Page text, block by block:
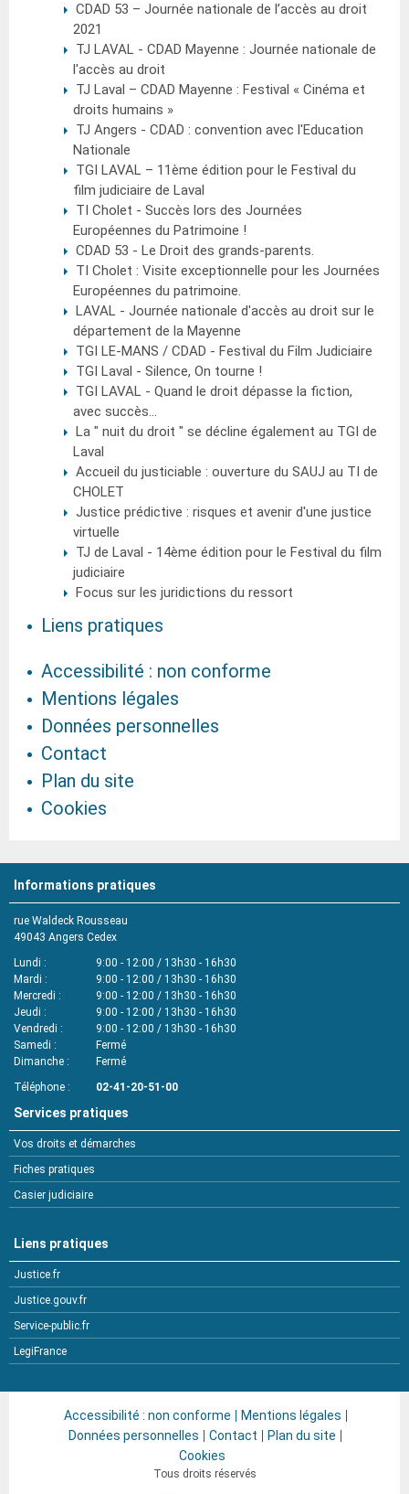
CDAD 53 – Journée nationale de l’accès au droit
2021
TJ LAVAL - CDAD Mayenne : Journée nationale de
l'accès au droit
TJ Laval – CDAD Mayenne : Festival « Cinéma et
droits humains »
TJ Angers - CDAD : convention avec l'Education
Nationale
TGI LAVAL – 11ème édition pour le Festival du
film judiciaire de Laval
TI Cholet - Succès lors des Journées
Européennes du Patrimoine !
CDAD 53 - Le Droit des grands-parents.
TI Cholet : Visite exceptionnelle pour les Journées
Européennes du patrimoine.
LAVAL - Journée nationale d'accès au droit sur le
département de la Mayenne
TGI LE-MANS / CDAD - Festival du Film Judiciaire
TGI Laval - Silence, On tourne !
TGI LAVAL - Quand le droit dépasse la fiction,
avec succès...
La " nuit du droit " se décline également au TGI de
Laval
Accueil du justiciable : ouverture du SAUJ au TI de
CHOLET
Justice prédictive : risques et avenir d'une justice
virtuelle
TJ de Laval - 14ème édition pour le Festival du film
judiciaire
Focus sur les juridictions du ressort
Liens pratiques
Accessibilité : non conforme
Mentions légales
Données personnelles
Contact
Plan du site
Cookies
Informations pratiques
rue Waldeck Rousseau
49043 Angers Cedex
Lundi
9:00 - 12:00 / 13h30 - 16h30
Mardi
9:00 - 12:00 / 13h30 - 16h30
Mercredi
9:00 - 12:00 / 13h30 - 16h30
Jeudi
9:00 - 12:00 / 13h30 - 16h30
Vendredi
9:00 - 12:00 / 13h30 - 16h30
Samedi
Fermé
Dimanche
Fermé
Téléphone
02-41-20-51-00
Services pratiques
Vos droits et démarches
Fiches pratiques
Casier judiciaire
Liens pratiques
Justice.fr
Justice.gouv.fr
Service-public.fr
LegiFrance
Accessibilité : non conforme
Mentions légales
Données personnelles
Contact
Plan du site
Cookies
Tous droits réservés